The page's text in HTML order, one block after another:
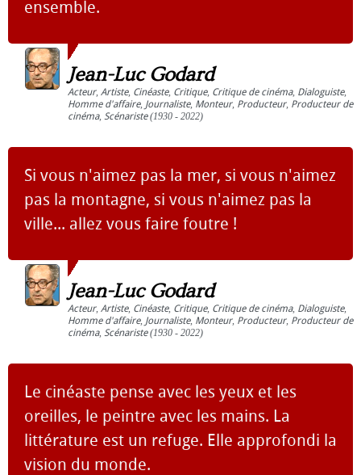
ensemble.
Jean-Luc Godard
Acteur, Artiste, Cinéaste, Critique, Critique de cinéma, Dialoguiste,
Homme d'affaire, Journaliste, Monteur, Producteur, Producteur de
cinéma, Scénariste(1930 - 2022)
Si vous n'aimez pas la mer, si vous n'aimez
pas la montagne, si vous n'aimez pas la
ville... allez vous faire foutre !
Jean-Luc Godard
Acteur, Artiste, Cinéaste, Critique, Critique de cinéma, Dialoguiste,
Homme d'affaire, Journaliste, Monteur, Producteur, Producteur de
cinéma, Scénariste(1930 - 2022)
Le cinéaste pense avec les yeux et les
oreilles, le peintre avec les mains. La
littérature est un refuge. Elle approfondi la
vision du monde.